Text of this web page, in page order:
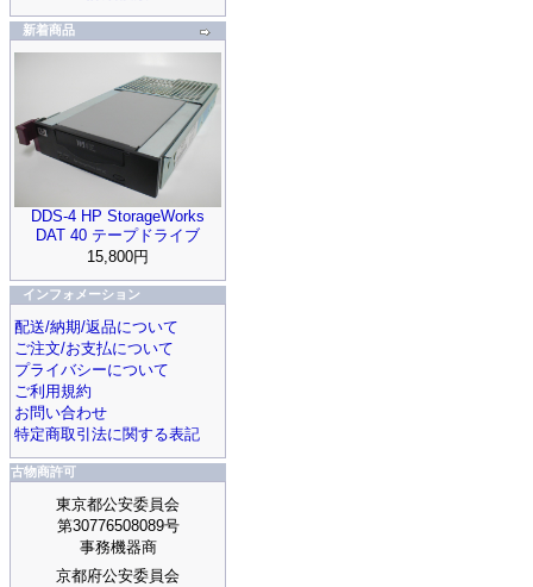
新着商品
DDS-4 HP StorageWorks
DAT 40 テープドライブ
15,800円
インフォメーション
配送/納期/返品について
ご注文/お支払について
プライバシーについて
ご利用規約
お問い合わせ
特定商取引法に関する表記
古物商許可
東京都公安委員会
第30776508089号
事務機器商
京都府公安委員会